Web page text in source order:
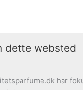
dette websted
har